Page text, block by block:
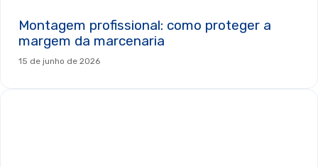
Montagem profissional: como proteger a
margem da marcenaria
15 de junho de 2026